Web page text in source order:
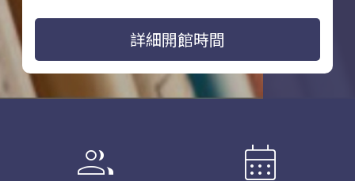
詳細開館時間
group calendar_month